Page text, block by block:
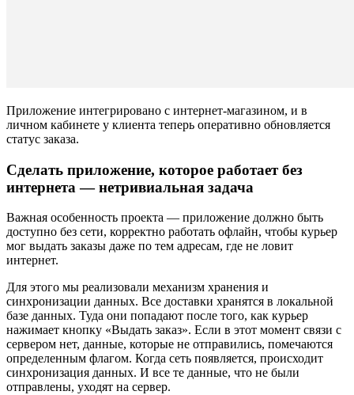
Приложение интегрировано с интернет-магазином, и в
личном кабинете у клиента теперь оперативно обновляется
статус заказа.
Сделать приложение, которое работает без
интернета — нетривиальная задача
Важная особенность проекта — приложение должно быть
доступно без сети, корректно работать офлайн, чтобы курьер
мог выдать заказы даже по тем адресам, где не ловит
интернет.
Для этого мы реализовали механизм хранения и
синхронизации данных. Все доставки хранятся в локальной
базе данных. Туда они попадают после того, как курьер
нажимает кнопку «Выдать заказ». Если в этот момент связи с
сервером нет, данные, которые не отправились, помечаются
определенным флагом. Когда сеть появляется, происходит
синхронизация данных. И все те данные, что не были
отправлены, уходят на сервер.